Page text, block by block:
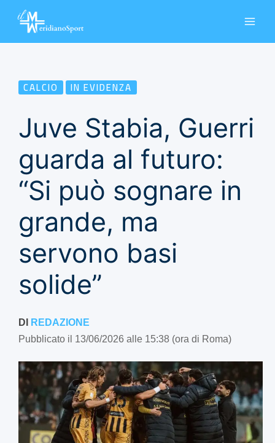
CALCIO IN EVIDENZA
Juve Stabia, Guerri
guarda al futuro:
“Si può sognare in
grande, ma
servono basi
solide”
DI REDAZIONE
Pubblicato il 13/06/2026 alle 15:38 (ora di Roma)